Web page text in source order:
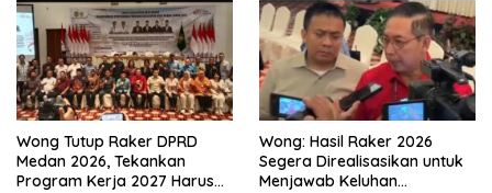
Wong Tutup Raker DPRD
Medan 2026, Tekankan
Program Kerja 2027 Harus
Wong: Hasil Raker 2026
Segera Direalisasikan untuk
Menjawab Keluhan